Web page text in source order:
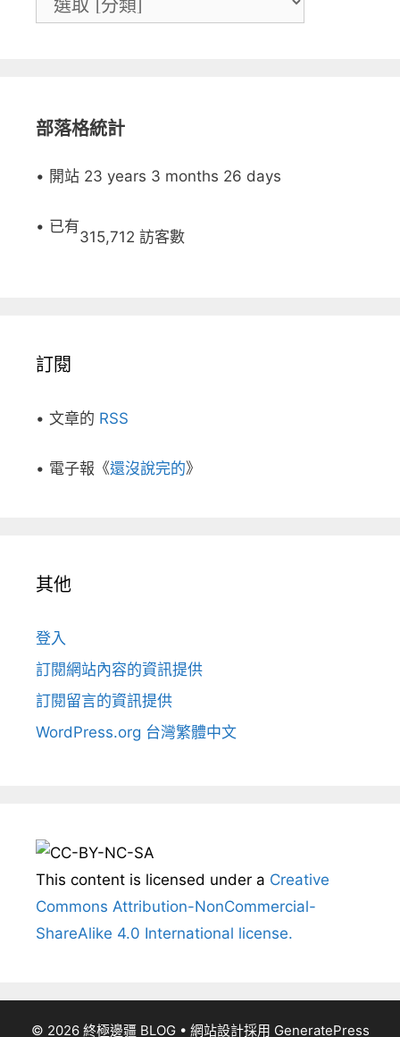
部落格統計
• 開站 23 years 3 months 26 days
• 已有
315,712 訪客數
訂閱
• 文章的 RSS
• 電子報《還沒說完的》
其他
登入
訂閱網站內容的資訊提供
訂閱留言的資訊提供
WordPress.org 台灣繁體中文
This content is licensed under a Creative
Commons Attribution-NonCommercial-
ShareAlike 4.0 International license.
© 2026 終極邊疆 BLOG• 網站設計採用 GeneratePress